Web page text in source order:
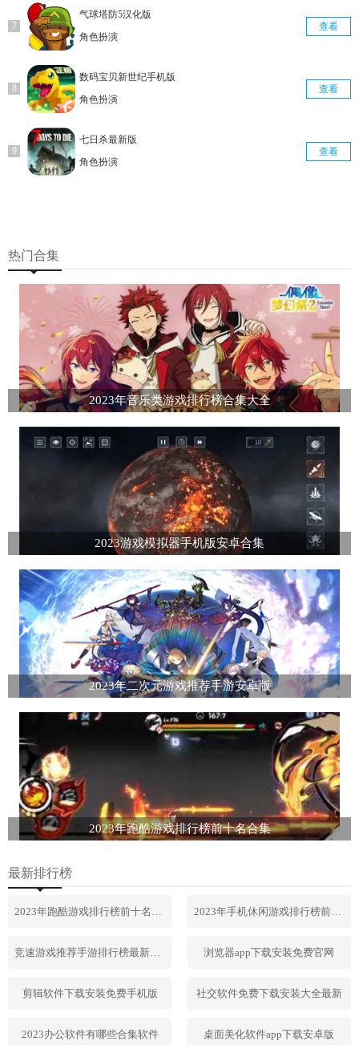
气球塔防5汉化版
角色扮演
查看
数码宝贝新世纪手机版
角色扮演
查看
七日杀最新版
角色扮演
查看
热门合集
2023年音乐类游戏排行榜合集大全
2023游戏模拟器手机版安卓合集
2023年二次元游戏推荐手游安卓版
2023年跑酷游戏排行榜前十名合集
最新排行榜
2023年手机休闲游戏排行榜前十名
浏览器app下载安装免费官网
剪辑软件下载安装免费手机版 社交软件免费下载安装大全最新
2023办公软件有哪些合集软件 桌面美化软件app下载安卓版